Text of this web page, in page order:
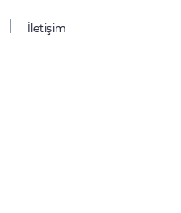
İletişim